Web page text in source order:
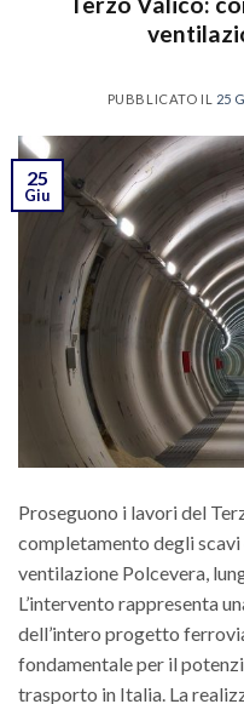
PUBBLICATO IL 25
25
Giu
Proseguono i lavori del
completamento degli
ventilazione Polcevera,
L’intervento rappresenta
dell’intero progetto
fondamentale per il
trasporto in Italia. La